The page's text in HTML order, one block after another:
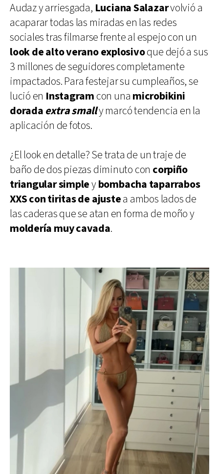
Audaz y arriesgada, Luciana Salazarvolvió a
acaparar todas las miradas en las redes
sociales tras filmarse frente al espejo con un
look de alto verano explosivoque dejó a sus
3 millones de seguidores completamente
impactados. Para festejar su cumpleaños, se
lució en Instagram con una microbikini
dorada extra smally marcó tendencia en la
aplicación de fotos.
¿El look en detalle? Se trata de un traje de
baño de dos piezas diminuto con corpiño
triangular simpleybombacha taparrabos
XXS con tiritas de ajustea ambos lados de
las caderas que se atan en forma de moño y
moldería muy cavada.